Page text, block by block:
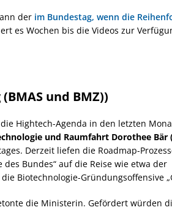
der im Bundestag, wenn die
es Wochen bis die Videos zur
und BMZ))
Hightech-Agenda in den letzten
und Raumfahrt Dorothee Bär
Derzeit liefen die Roadmap-
Bundes“ auf die Reise wie etwa der
Biotechnologie-Gründungsoffensive „
die Ministerin. Gefördert würden